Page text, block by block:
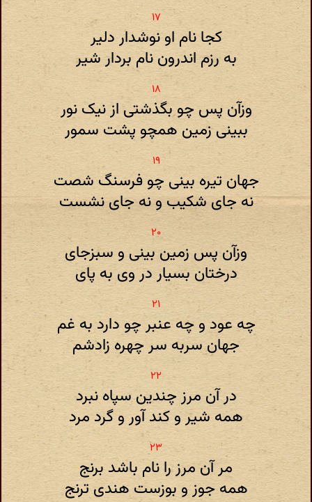
کجا نام او نوشدار دلیر
به رزم اندرون نام بردار شیر
وزآن پس چو بگذشتی از نیک نور
ببینی زمین همچو پشت سمور
جهان تیره بینی چو فرسنگ شصت
نه جای شکیب و نه جای نشست
وزآن پس زمین بینی و سبزجای
درختان بسیار در وی به پای
چه عود و چه عنبر چو دارد به غم
جهان سربه سر چهره زادشم
در آن مرز چندین سپاه نبرد
همه شیر و کند آور و گرد مرد
مر آن مرز را نام باشد برنج
همه جوز و بوزست هندی ترنج